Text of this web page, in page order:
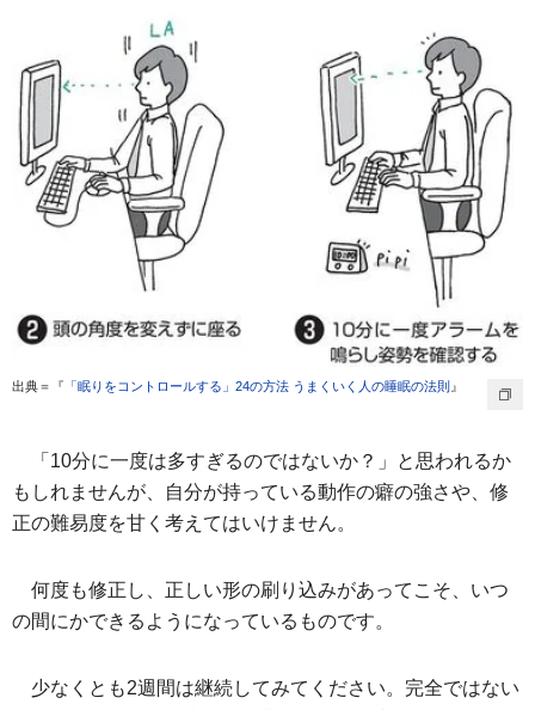
出典＝『 「眠りをコントロールする」24の方法 うまくいく人の睡眠の法則 』
「10分に一度は多すぎるのではないか？」と思われるか
もしれませんが、自分が持っている動作の癖の強さや、修
正の難易度を甘く考えてはいけません。
何度も修正し、正しい形の刷り込みがあってこそ、いつ
の間にかできるようになっているものです。
少なくとも2週間は継続してみてください。完全ではない